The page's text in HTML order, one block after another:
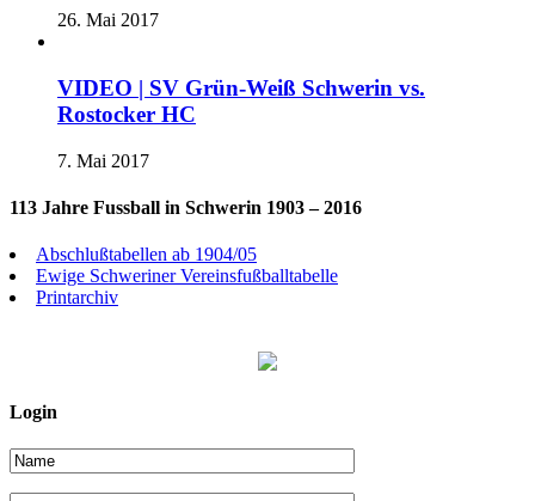
26. Mai 2017
VIDEO | SV Grün-Weiß Schwerin vs.
Rostocker HC
7. Mai 2017
113 Jahre Fussball in Schwerin 1903 – 2016
Abschlußtabellen ab 1904/05
Ewige Schweriner Vereinsfußballtabelle
Printarchiv
Login